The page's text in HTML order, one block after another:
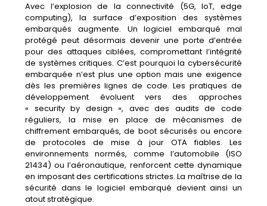
Avec l’explosion de la connectivité (5G, IoT, edge
computing), la surface d’exposition des systèmes
embarqués augmente. Un logiciel embarqué mal
protégé peut désormais devenir une porte d’entrée
pour des attaques ciblées, compromettant l’intégrité
de systèmes critiques. C’est pourquoi la cybersécurité
embarquée n’est plus une option mais une exigence
dès les premières lignes de code. Les pratiques de
développement évoluent vers des approches
« security by design », avec des audits de code
réguliers, la mise en place de mécanismes de
chiffrement embarqués, de boot sécurisés ou encore
de protocoles de mise à jour OTA fiables. Les
environnements normés, comme l’automobile (ISO
21434) ou l’aéronautique, renforcent cette dynamique
en imposant des certifications strictes. La maîtrise de la
sécurité dans le logiciel embarqué devient ainsi un
atout stratégique.